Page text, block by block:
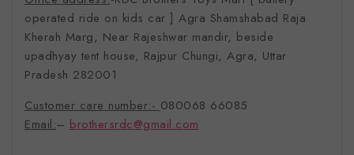
operated ride on kids car ] Agra Shamshabad Raja
Kherah Marg, Near Rajeshwar mandir, beside
upadhyay tent house, Rajpur Chungi, Agra, Uttar
Pradesh 282001
Customer care number:- 080068 66085
Email:– brothersrdc@gmail.com